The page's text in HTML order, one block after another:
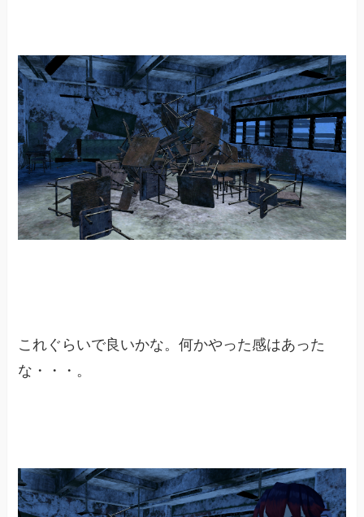
これぐらいで良いかな。何かやった感はあった
な・・・。